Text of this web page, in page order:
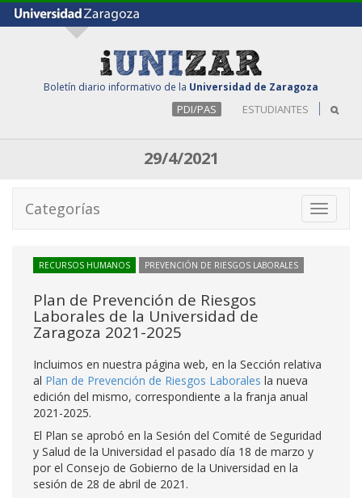
Boletín diario informativo de la Universidad de Zaragoza
PDI/PAS ESTUDIANTES
29/4/2021
Toggle
Categorías
RECURSOS HUMANOS PREVENCIÓN DE RIESGOS LABORALES
Plan de Prevención de Riesgos
Laborales de la Universidad de
Zaragoza 2021-2025
Incluimos en nuestra página web, en la Sección relativa
al Plan de Prevención de Riesgos Laborales la nueva
edición del mismo, correspondiente a la franja anual
2021-2025.
El Plan se aprobó en la Sesión del Comité de Seguridad
y Salud de la Universidad el pasado día 18 de marzo y
por el Consejo de Gobierno de la Universidad en la
sesión de 28 de abril de 2021.